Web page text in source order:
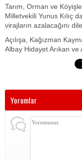
Tarım, Orman ve
Milletvekili Yunus Kılıç
virajların azalacağını
Açılışa, Kağızman
Albay Hidayet Arıkan ve
Yorumlar